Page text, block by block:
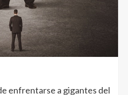
enfrentarse a gigantes del